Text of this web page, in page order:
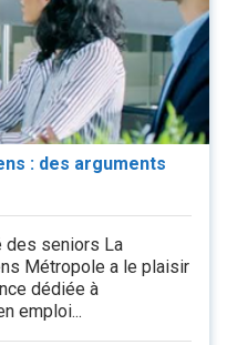
: des arguments
des seniors La
Métropole a le plaisir
dédiée à
emploi...